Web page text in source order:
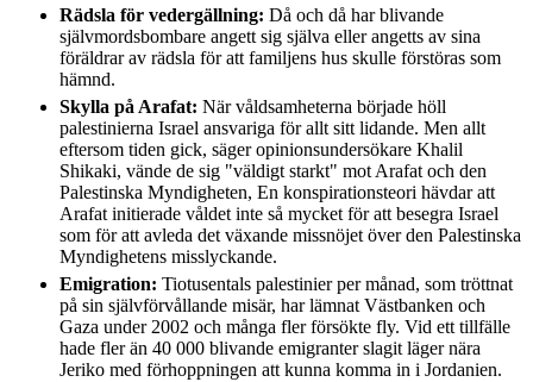
Rädsla för vedergällning: Då och då har blivande
självmordsbombare angett sig själva eller angetts av sina
föräldrar av rädsla för att familjens hus skulle förstöras som
hämnd.
Skylla på Arafat: När våldsamheterna började höll
palestinierna Israel ansvariga för allt sitt lidande. Men allt
eftersom tiden gick, säger opinionsundersökare Khalil
Shikaki, vände de sig "väldigt starkt" mot Arafat och den
Palestinska Myndigheten, En konspirationsteori hävdar att
Arafat initierade våldet inte så mycket för att besegra Israel
som för att avleda det växande missnöjet över den Palestinska
Myndighetens misslyckande.
Emigration: Tiotusentals palestinier per månad, som tröttnat
på sin självförvållande misär, har lämnat Västbanken och
Gaza under 2002 och många fler försökte fly. Vid ett tillfälle
hade fler än 40 000 blivande emigranter slagit läger nära
Jeriko med förhoppningen att kunna komma in i Jordanien.